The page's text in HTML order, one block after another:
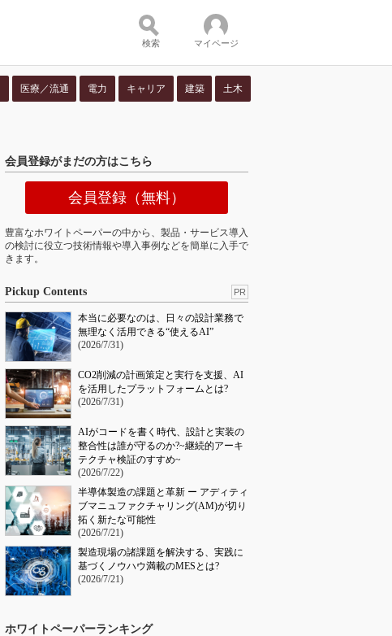
検索 マイページ
医療／流通 電力 キャリア 建築 土木
会員登録がまだの方はこちら
会員登録（無料）
豊富なホワイトペーパーの中から、製品・サービス導入
の検討に役立つ技術情報や導入事例などを簡単に入手で
きます。
Pickup Contents PR
本当に必要なのは、日々の設計業務で
無理なく活用できる“使えるAI”
(2026/7/31)
CO2削減の計画策定と実行を支援、AI
を活用したプラットフォームとは?
(2026/7/31)
AIがコードを書く時代、設計と実装の
整合性は誰が守るのか?~継続的アーキ
テクチャ検証のすすめ~
(2026/7/22)
半導体製造の課題と革新 ー アディティ
ブマニュファクチャリング(AM)が切り
拓く新たな可能性
(2026/7/21)
製造現場の諸課題を解決する、実践に
基づくノウハウ満載のMESとは?
(2026/7/21)
ホワイトペーパーランキング